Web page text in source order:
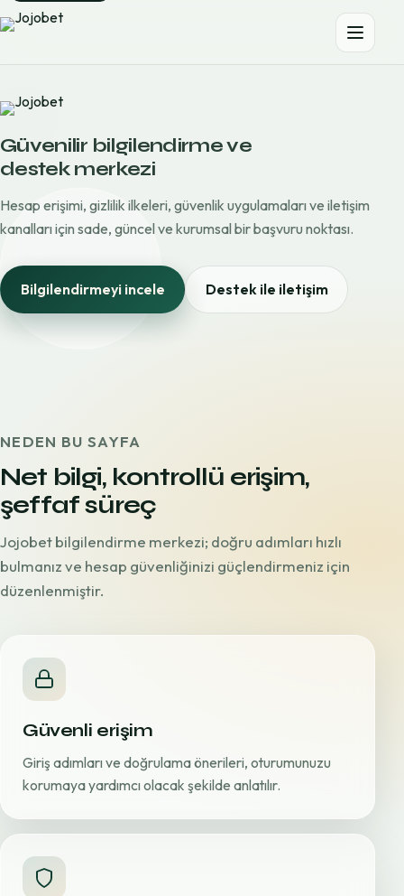
Güvenilir bilgilendirme ve
destek merkezi
Hesap erişimi, gizlilik ilkeleri, güvenlik uygulamaları ve iletişim
kanalları için sade, güncel ve kurumsal bir başvuru noktası.
Bilgilendirmeyi incele Destek ile iletişim
NEDEN BU SAYFA
Net bilgi, kontrollü erişim,
şeffaf süreç
Jojobet bilgilendirme merkezi; doğru adımları hızlı
bulmanız ve hesap güvenliğinizi güçlendirmeniz için
düzenlenmiştir.
Güvenli erişim
Giriş adımları ve doğrulama önerileri, oturumunuzu
korumaya yardımcı olacak şekilde anlatılır.